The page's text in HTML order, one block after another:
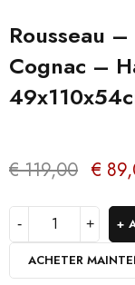
Rousseau
Cognac –
€119,00 €
ACHETER